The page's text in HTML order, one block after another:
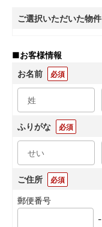
ご選択いただいた物件
■お客様情報
お名前
必須
ふりがな 必須
ご住所 必須
郵便番号
-